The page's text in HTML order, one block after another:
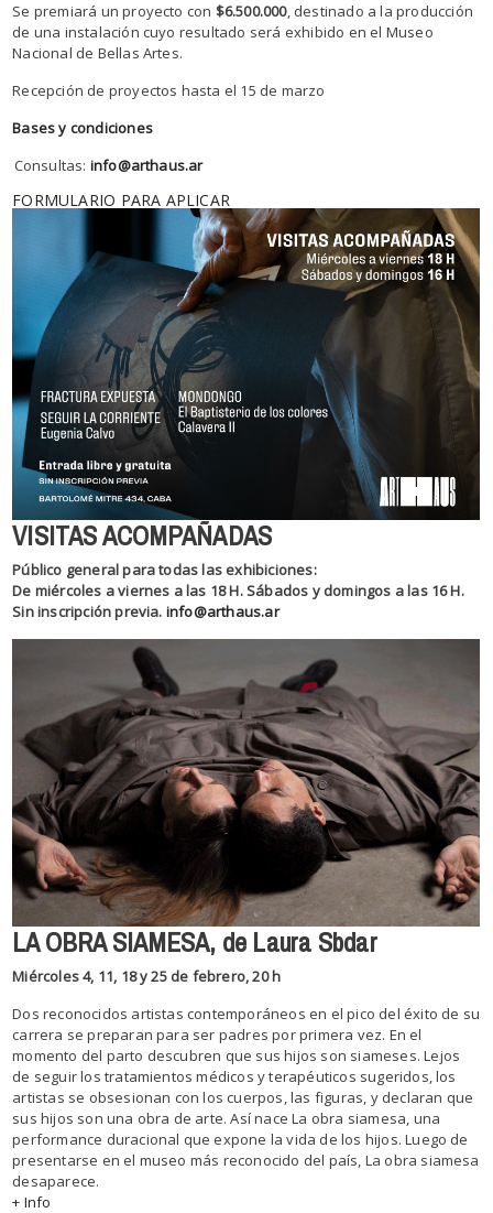
Se premiará un proyecto con $6.500.000, destinado a la producción
de una instalación cuyo resultado será exhibido en el Museo
Nacional de Bellas Artes.
Recepción de proyectos hasta el 15 de marzo
Bases y condiciones
Consultas: info@arthaus.ar
FORMULARIO PARA APLICAR
VISITAS ACOMPAÑADAS
Público general para todas las exhibiciones:
De miércoles a viernes a las 18 H. Sábados y domingos a las 16 H.
Sin inscripción previa. info@arthaus.ar
LA OBRA SIAMESA, de Laura Sbdar
Miércoles 4, 11, 18 y 25 de febrero, 20 h
Dos reconocidos artistas contemporáneos en el pico del éxito de su
carrera se preparan para ser padres por primera vez. En el
momento del parto descubren que sus hijos son siameses. Lejos
de seguir los tratamientos médicos y terapéuticos sugeridos, los
artistas se obsesionan con los cuerpos, las figuras, y declaran que
sus hijos son una obra de arte. Así nace La obra siamesa, una
performance duracional que expone la vida de los hijos. Luego de
presentarse en el museo más reconocido del país, La obra siamesa
desaparece.
+ Info